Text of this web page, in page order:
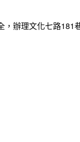
辦理文化七路